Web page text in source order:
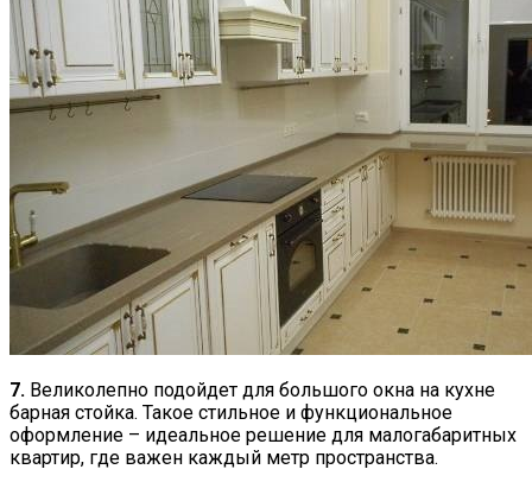
7. Великолепно подойдет для большого окна на кухне
барная стойка. Такое стильное и функциональное
оформление – идеальное решение для малогабаритных
квартир, где важен каждый метр пространства.